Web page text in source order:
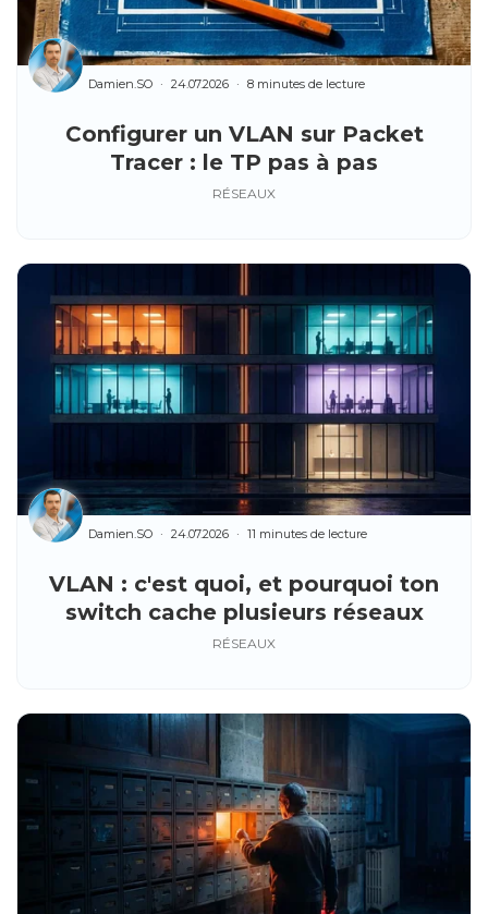
Configurer un VLAN sur Packet
Tracer : le TP pas à pas
Damien.SO 24.07.2026 8 minutes de lecture
RÉSEAUX
VLAN : c'est quoi, et pourquoi ton
switch cache plusieurs réseaux
Damien.SO 24.07.2026 11 minutes de lecture
RÉSEAUX